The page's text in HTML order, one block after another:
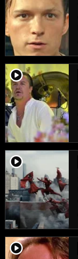
player2
player2
player2